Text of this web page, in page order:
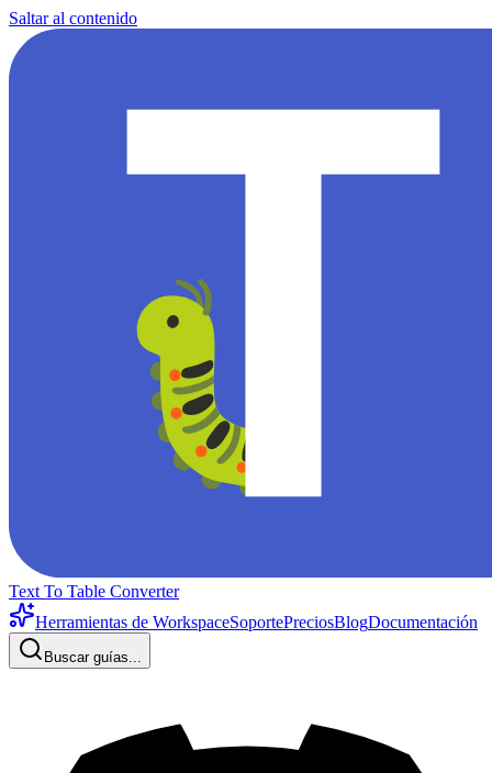
Saltar al contenido
Text To Table Converter
Herramientas de WorkspaceSoportePreciosBlogDocumentación
Buscar guías...